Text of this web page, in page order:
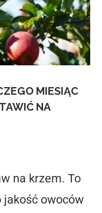
MIESIĄC
NA
na krzem. To
jakość owoców